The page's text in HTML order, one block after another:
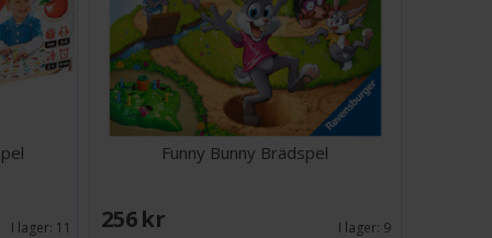
I lager: 11
Funny Bunny Brädspel
256 SEK I lager: 9